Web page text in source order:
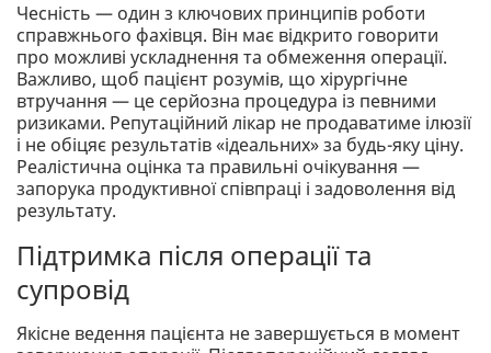
Чесність — один з ключових принципів роботи
справжнього фахівця. Він має відкрито говорити
про можливі ускладнення та обмеження операції.
Важливо, щоб пацієнт розумів, що хірургічне
втручання — це серйозна процедура із певними
ризиками. Репутаційний лікар не продаватиме ілюзії
і не обіцяє результатів «ідеальних» за будь-яку ціну.
Реалістична оцінка та правильні очікування —
запорука продуктивної співпраці і задоволення від
результату.
Підтримка після операції та
супровід
Якісне ведення пацієнта не завершується в момент